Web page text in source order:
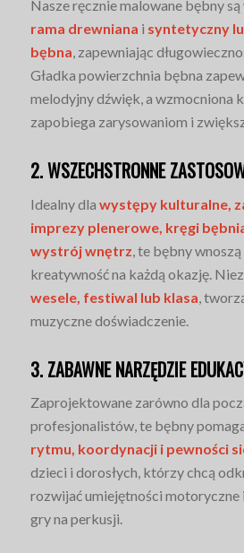
Nasze ręcznie malowane bębny
rama drewniana i syntetyczny
bębna, zapewniając
Gładka powierzchnia bębna
melodyjny dźwięk, a wzmocniona
zapobiega zarysowaniom i
2. WSZECHSTRONNE
Idealny dla występy kulturalne,
imprezy plenerowe, kręgi
wystrój wnętrz , te bębny
kreatywność na każdą okazję.
wesele, festiwal lub klasa ,
muzyczne doświadczenie.
3. ZABAWNE NARZĘDZIE
Zaprojektowane zarówno dla
profesjonalistów, te bębny
rytmu, koordynacji i pewności
dzieci i dorosłych, którzy chcą
rozwijać umiejętności motoryczne
gry na perkusji.